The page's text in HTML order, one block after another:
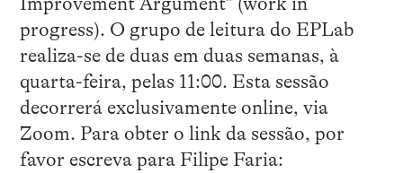
progress). O grupo de leitura do EPLab
realiza-se de duas em duas semanas, à
quarta-feira, pelas 11:00. Esta sessão
decorrerá exclusivamente online, via
Zoom. Para obter o link da sessão, por
favor escreva para Filipe Faria: